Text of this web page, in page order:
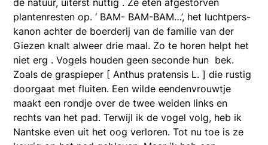
plantenresten op. ‘ BAM- BAM-BAM…’, het luchtpers-
kanon achter de boerderij van de familie van der
Giezen knalt alweer drie maal. Zo te horen helpt het
niet erg . Vogels houden geen seconde hun bek.
Zoals de graspieper [ Anthus pratensis L. ] die rustig
doorgaat met fluiten. Een wilde eendenvrouwtje
maakt een rondje over de twee weiden links en
rechts van het pad. Terwijl ik de vogel volg, heb ik
Nantske even uit het oog verloren. Tot nu toe is ze